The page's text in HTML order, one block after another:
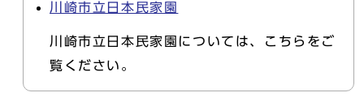
川崎市立日本民家園
川崎市立日本民家園については、こちらをご
覧ください。